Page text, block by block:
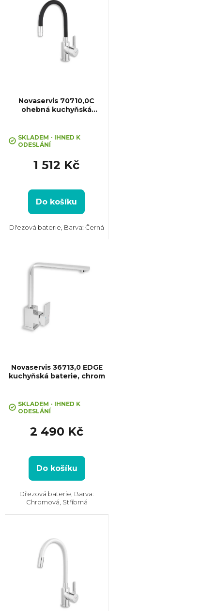
o
k
Novaservis 70710,0C
ohebná kuchyňská
hodnocení
5,0
5
hvězdiček.
SKLADEM - IHNED K
ODESLÁNÍ
1 512 Kč
Do košíku
Dřezová baterie, Barva: Černá
Novaservis 36713,0 EDGE
kuchyňská baterie, chrom
hodnocení
5,0
5
hvězdiček.
SKLADEM - IHNED K
ODESLÁNÍ
2 490 Kč
Do košíku
Dřezová baterie, Barva:
Chromová, Stříbrná